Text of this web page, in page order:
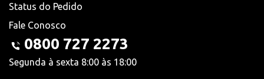
Status do Pedido
Fale Conosco
0800 727 2273
Segunda à sexta 8:00 às 18:00